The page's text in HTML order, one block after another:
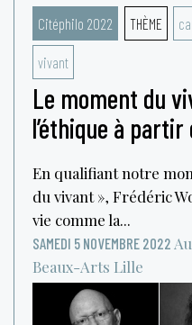
Citéphilo 2022 THÈME
vivant
Le moment du
l’éthique à partir
En qualifiant notre
du vivant », Frédéric
vie comme la...
SAMEDI 5 NOVEMBRE 2022
Beaux-Arts Lille